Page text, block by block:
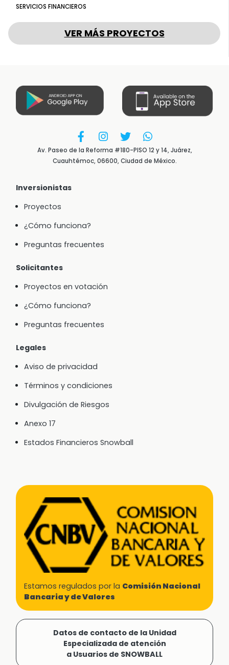
SERVICIOS FINANCIEROS
VER MÁS PROYECTOS
Av. Paseo de la Reforma #180-PISO 12 y 14, Juárez,
Cuauhtémoc, 06600, Ciudad de México.
Inversionistas
Proyectos
¿Cómo funciona?
Preguntas frecuentes
Solicitantes
Proyectos en votación
¿Cómo funciona?
Preguntas frecuentes
Legales
Aviso de privacidad
Términos y condiciones
Divulgación de Riesgos
Anexo 17
Estados Financieros Snowball
Estamos regulados por la Comisión Nacional
Bancaria y de Valores
Datos de contacto de la Unidad
Especializada de atención
a Usuarios de SNOWBALL